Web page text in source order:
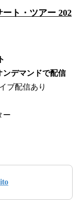
ト・ツアー 202
デマンドで配信
ブ配信あり
ー